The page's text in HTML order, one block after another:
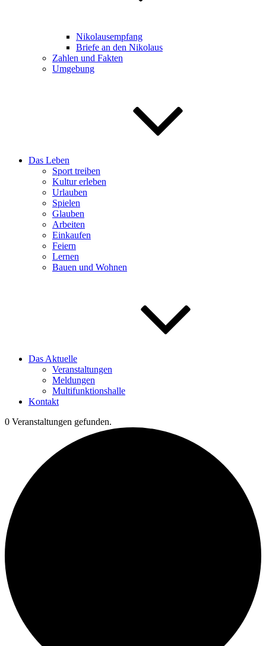
Nikolausempfang
Briefe an den Nikolaus
Zahlen und Fakten
Umgebung
Das Leben
Sport treiben
Kultur erleben
Urlauben
Spielen
Glauben
Arbeiten
Einkaufen
Feiern
Lernen
Bauen und Wohnen
Das Aktuelle
Veranstaltungen
Meldungen
Multifunktionshalle
Kontakt
0 Veranstaltungen gefunden.